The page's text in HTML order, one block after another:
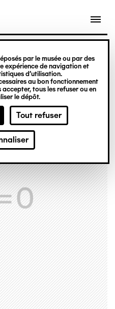
par le musée ou par des
expérience de navigation et
d’utilisation.
au bon fonctionnement
tous les refuser ou en
le dépôt.
Tout refuser